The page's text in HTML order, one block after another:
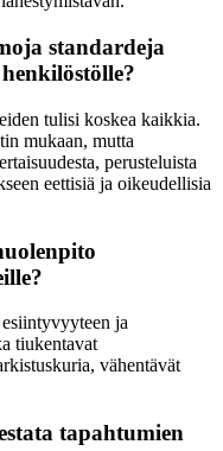
standardeja
tulisi koskea kaikkia.
mukaan, mutta
perusteluista
eettisiä ja oikeudellisia
ja
tiukentavat
vähentävät
tapahtumien